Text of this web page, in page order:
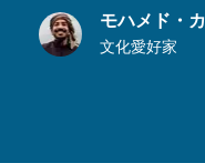
モハメド・
文化愛好家